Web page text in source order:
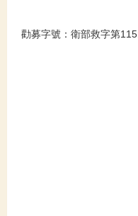
勸募字號：衛部救字第